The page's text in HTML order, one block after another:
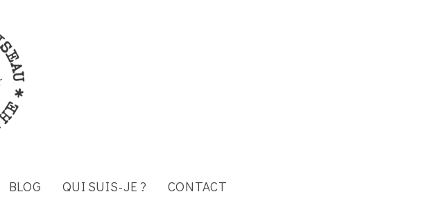
BLOG QUI SUIS-JE ? CONTACT